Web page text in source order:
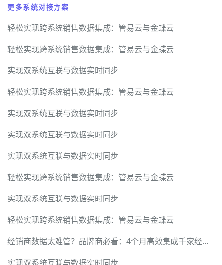
更多系统对接方案
轻松实现跨系统销售数据集成：管易云与金蝶云
轻松实现跨系统销售数据集成：管易云与金蝶云
实现双系统互联与数据实时同步
轻松实现跨系统销售数据集成：管易云与金蝶云
实现双系统互联与数据实时同步
实现双系统互联与数据实时同步
实现双系统互联与数据实时同步
轻松实现跨系统销售数据集成：管易云与金蝶云
实现双系统互联与数据实时同步
轻松实现跨系统销售数据集成：管易云与金蝶云
经销商数据太难管？品牌商必看：4个月高效集成千家经销商的落地指南
实现双系统互联与数据实时同步